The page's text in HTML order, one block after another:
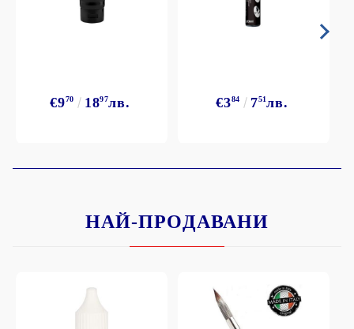
€970 1897лв. €384 751лв.
НАЙ-ПРОДАВАНИ